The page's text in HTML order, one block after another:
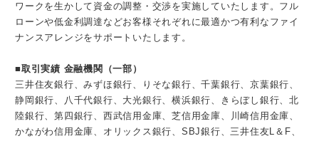
ワークを生かして資金の調整・交渉を実施していたします。フル
ローンや低金利調達などお客様それぞれに最適かつ有利なファイ
ナンスアレンジをサポートいたします。
■取引実績 金融機関（一部）
三井住友銀行、みずほ銀行、りそな銀行、千葉銀行、京葉銀行、
静岡銀行、八千代銀行、大光銀行、横浜銀行、きらぼし銀行、北
陸銀行、第四銀行、西武信用金庫、芝信用金庫、川崎信用金庫、
かながわ信用金庫、オリックス銀行、SBJ銀行、三井住友L＆F、